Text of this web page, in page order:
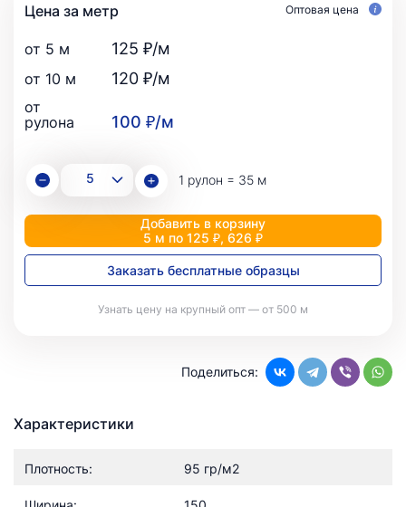
Цена за метр Оптовая цена
от 5 м 125 ₽/м
от 10 м 120 ₽/м
от
рулона
100 ₽/м
1 рулон = 35 м
Добавить в корзину
5 м по 125 ₽, 626 ₽
Заказать бесплатные образцы
Узнать цену на крупный опт — от 500 м
Поделиться:
Характеристики
Плотность: 95 гр/м2